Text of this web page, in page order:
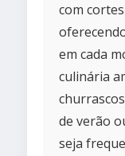
com
em cada
culinária
de verão
seja